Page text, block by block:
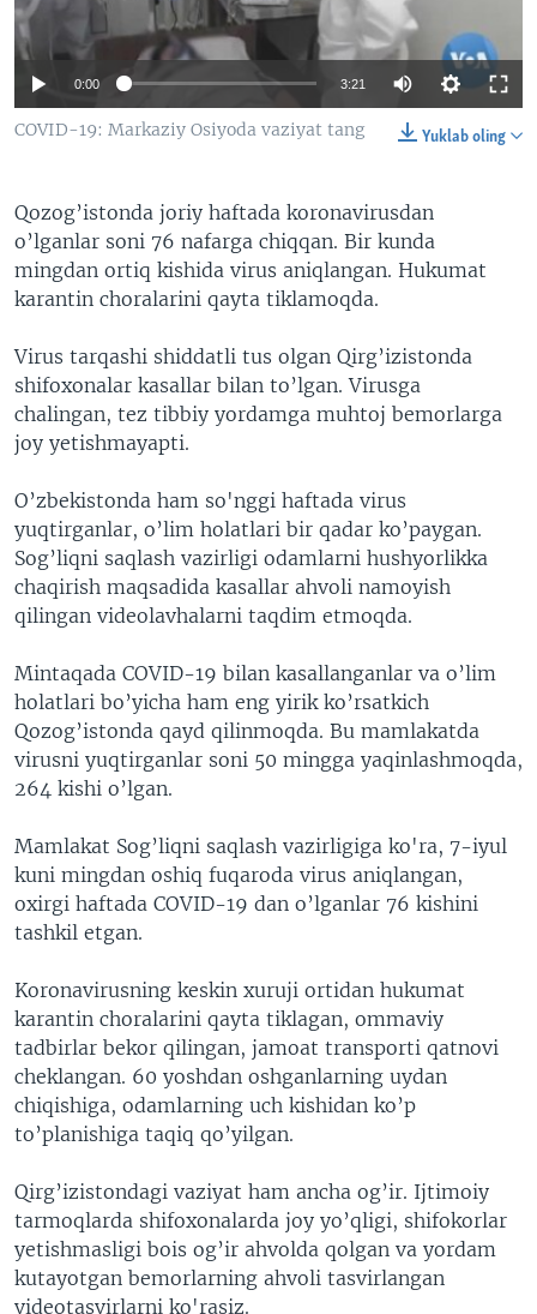
XABARLAR SURATLARDA
ODNOKLASSNIKI
TELEGRAM
TWITTER
0:00 3:21
Yuklab oling
COVID-19: Markaziy Osiyoda vaziyat tang
Qozog’istonda joriy haftada koronavirusdan
o’lganlar soni 76 nafarga chiqqan. Bir kunda
mingdan ortiq kishida virus aniqlangan. Hukumat
karantin choralarini qayta tiklamoqda.
Virus tarqashi shiddatli tus olgan Qirg’izistonda
shifoxonalar kasallar bilan to’lgan. Virusga
chalingan, tez tibbiy yordamga muhtoj bemorlarga
joy yetishmayapti.
O’zbekistonda ham so'nggi haftada virus
yuqtirganlar, o’lim holatlari bir qadar ko’paygan.
Sog’liqni saqlash vazirligi odamlarni hushyorlikka
chaqirish maqsadida kasallar ahvoli namoyish
qilingan videolavhalarni taqdim etmoqda.
Mintaqada COVID-19 bilan kasallanganlar va o’lim
holatlari bo’yicha ham eng yirik ko’rsatkich
Qozog’istonda qayd qilinmoqda. Bu mamlakatda
virusni yuqtirganlar soni 50 mingga yaqinlashmoqda,
264 kishi o’lgan.
Mamlakat Sog’liqni saqlash vazirligiga ko'ra, 7-iyul
kuni mingdan oshiq fuqaroda virus aniqlangan,
oxirgi haftada COVID-19 dan o’lganlar 76 kishini
tashkil etgan.
Koronavirusning keskin xuruji ortidan hukumat
karantin choralarini qayta tiklagan, ommaviy
tadbirlar bekor qilingan, jamoat transporti qatnovi
cheklangan. 60 yoshdan oshganlarning uydan
chiqishiga, odamlarning uch kishidan ko’p
to’planishiga taqiq qo’yilgan.
Qirg’izistondagi vaziyat ham ancha og’ir. Ijtimoiy
tarmoqlarda shifoxonalarda joy yo’qligi, shifokorlar
yetishmasligi bois og’ir ahvolda qolgan va yordam
kutayotgan bemorlarning ahvoli tasvirlangan
videotasvirlarni ko'rasiz.